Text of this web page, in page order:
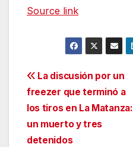
Source link
Navegación
de
entradas
La discusión por un
freezer que terminó a
los tiros en La Matanza:
un muerto y tres
detenidos